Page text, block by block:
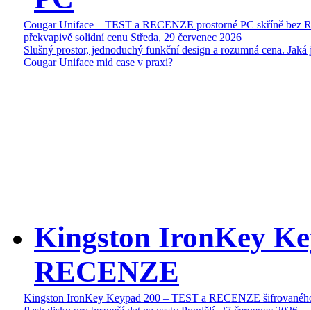
Cougar Uniface – TEST a RECENZE prostorné PC skříně bez
překvapivě solidní cenu Středa, 29 červenec 2026
Slušný prostor, jednoduchý funkční design a rozumná cena. Jaká
Cougar Uniface mid case v praxi?
Kingston IronKey
RECENZE
Kingston IronKey Keypad 200 – TEST a RECENZE